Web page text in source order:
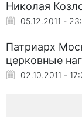
Николая
05.12.2011 -
Патриарх
церковные
02.10.2011 -